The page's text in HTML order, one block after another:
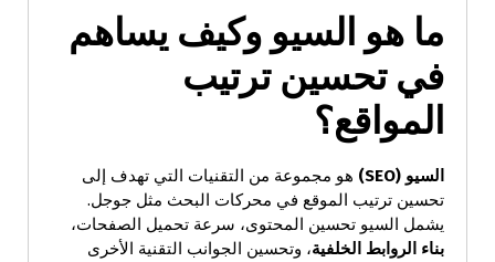
ما هو السيو وكيف يساهم
في تحسين ترتيب
المواقع؟
السيو (SEO)
هو مجموعة من التقنيات التي تهدف إلى
تحسين ترتيب الموقع في محركات البحث مثل جوجل.
يشمل السيو تحسين المحتوى، سرعة تحميل الصفحات،
بناء الروابط الخلفية، وتحسين الجوانب التقنية الأخرى